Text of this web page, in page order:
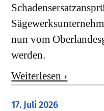
nun vom
werden.
Weiterlesen ›
17. Juli 2026